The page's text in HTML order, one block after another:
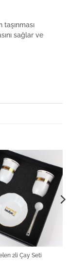
sağlar ve
2li Çay Seti